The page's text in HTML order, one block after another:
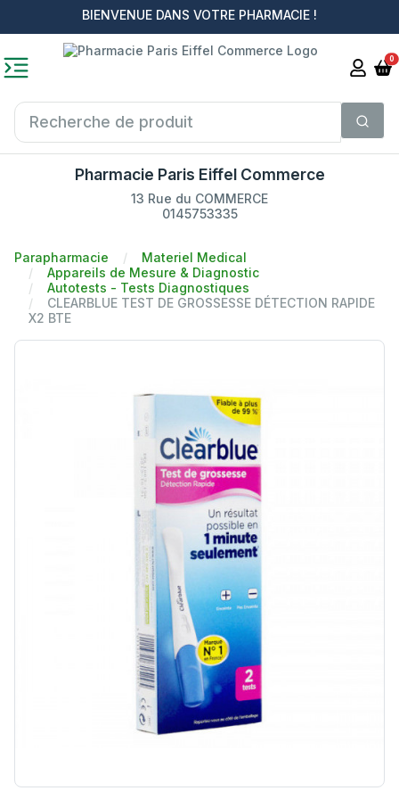
BIENVENUE DANS VOTRE PHARMACIE !
0
Pharmacie Paris Eiffel Commerce
13 Rue du COMMERCE
0145753335
Parapharmacie
Materiel Medical
Appareils de Mesure & Diagnostic
Autotests - Tests Diagnostiques
CLEARBLUE TEST DE GROSSESSE DÉTECTION RAPIDE
X2 BTE